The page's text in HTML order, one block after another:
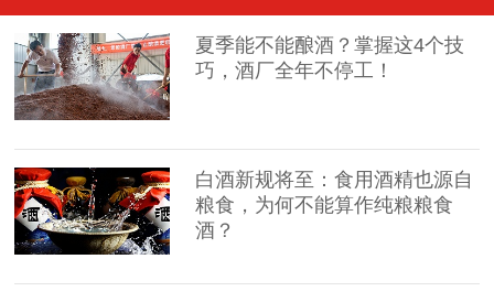
夏季能不能酿酒？掌握这4个技
巧，酒厂全年不停工！
白酒新规将至：食用酒精也源自
粮食，为何不能算作纯粮粮食
酒？